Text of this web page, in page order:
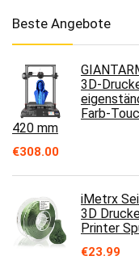
Beste Angebote
3D-
Farb-
420 mm
€308.00
iMetrx
3D
Printer
€23.99